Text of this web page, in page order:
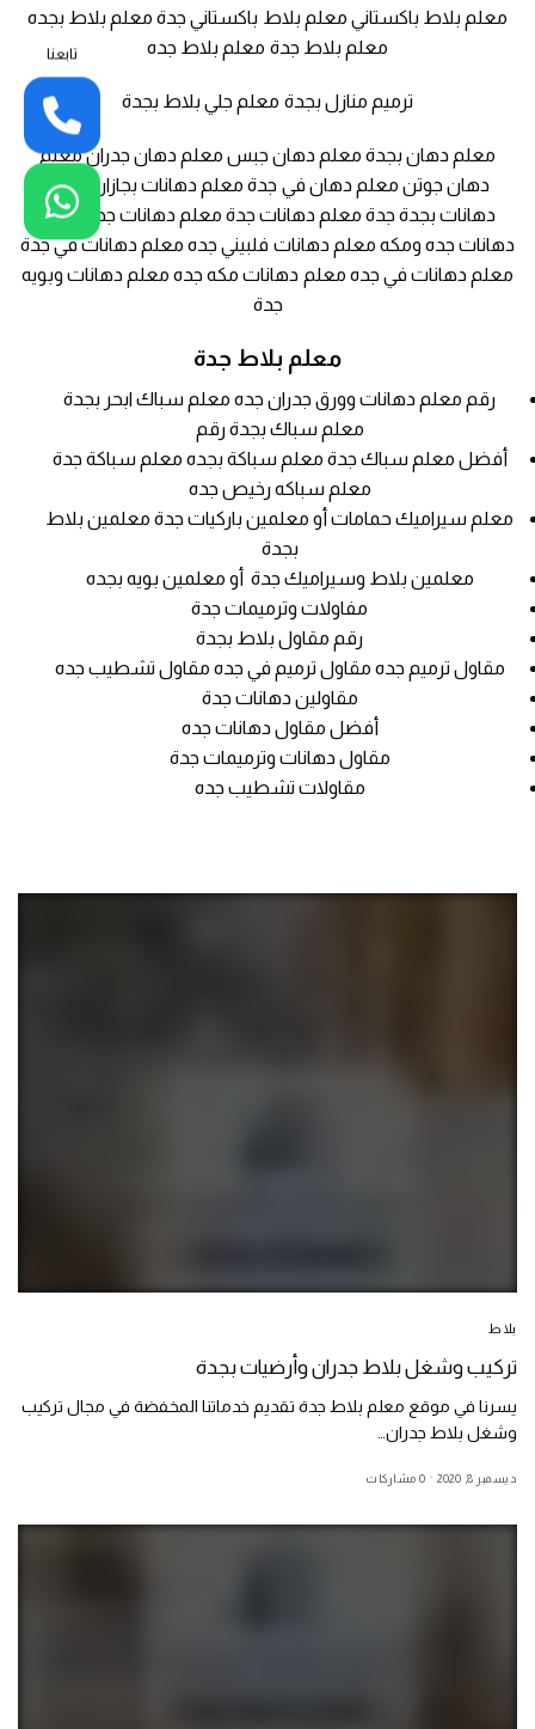
معلم بلاط باكستاني معلم بلاط باكستاني جدة معلم بلاط بجده
معلم بلاط جدة معلم بلاط جده
ترميم منازل بجدة معلم جلي بلاط بجدة
معلم دهان بجدة معلم دهان جبس معلم دهان جدران معلم
دهان جوتن معلم دهان في جدة معلم دهانات بجازان معلم
دهانات بجدة جدة معلم دهانات جدة معلم دهانات جده معلم
دهانات جده ومكه معلم دهانات فلبيني جده معلم دهانات في جدة
معلم دهانات في جده معلم دهانات مكه جده معلم دهانات وبويه
جدة
معلم بلاط جدة
رقم معلم دهانات وورق جدران جده معلم سباك ابحر بجدة
معلم سباك بجدة رقم
أفضل معلم سباك جدة معلم سباكة بجده معلم سباكة جدة
معلم سباكه رخيص جده
معلم سيراميك حمامات أو معلمين باركيات جدة معلمين بلاط
بجدة
معلمين بلاط وسيراميك جدة أو معلمين بويه بجده
مفاولات وترميمات جدة
رقم مقاول بلاط بجدة
مقاول ترميم جده مقاول ترميم في جده مقاول تشطيب جده
مقاولين دهانات جدة
أفضل مقاول دهانات جده
مقاول دهانات وترميمات جدة
مقاولات تشطيب جده
بلاط
تركيب وشغل بلاط جدران وأرضيات بجدة
يسرنا في موقع معلم بلاط جدة تقديم خدماتنا المخفضة في مجال تركيب
وشغل بلاط جدران…
ديسمبر 8, 2020 0 مشاركات
تابعنا